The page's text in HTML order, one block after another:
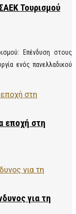
Τουρισμού
Επένδυση στους
ενός πανελλαδικού
εποχή στη
για τη